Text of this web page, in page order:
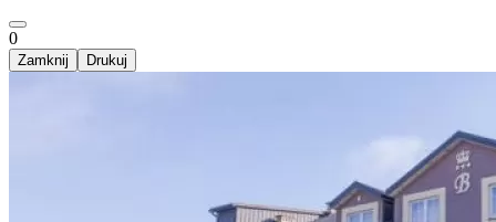
0
Zamknij Drukuj